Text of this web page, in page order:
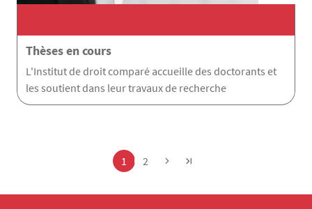
Thèses en cours
L'Institut de droit comparé accueille des doctorants et
les soutient dans leur travaux de recherche
Page
1 Page
2